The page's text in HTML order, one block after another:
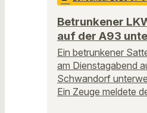
Betrunkener
auf der A93
Ein betrunkener
am Dienstagabend
Schwandorf
Ein Zeuge meldete